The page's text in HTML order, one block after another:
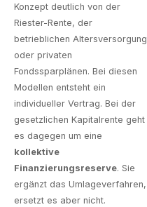
Konzept deutlich von der
Riester-Rente, der
betrieblichen Altersversorgung
oder privaten
Fondssparplänen. Bei diesen
Modellen entsteht ein
individueller Vertrag. Bei der
gesetzlichen Kapitalrente geht
es dagegen um eine
kollektive
Finanzierungsreserve. Sie
ergänzt das Umlageverfahren,
ersetzt es aber nicht.